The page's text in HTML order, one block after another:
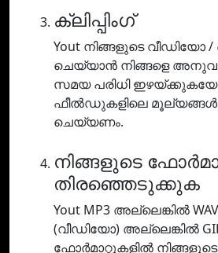
ക്ലിപ്പിംഗ്
Yout നിങ്ങളുടെ
ചെയ്യാൻ നിങ്ങളെ
സമയ പരിധി ഇഴയ്ക്കുകയോ
ഫീൽഡുകളിലെ മൂല്യങ്ങൾ
ചെയ്യണം.
നിങ്ങളുടെ
തിരഞ്ഞെടുക്കുക
Yout MP3 അല്ലെങ്കിൽ
(വീഡിയോ) അല്ലെങ്കിൽ
ഫോർമാറ്റുകളിൽ